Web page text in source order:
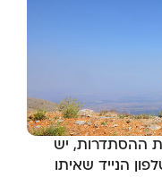
ההסתדרות, יש
הנייד שאיתו